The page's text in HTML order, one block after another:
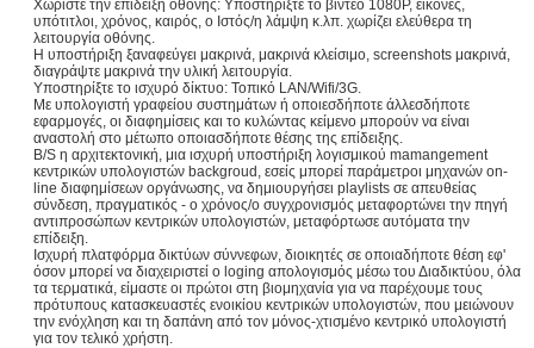
Χωρίστε την επίδειξη οθόνης: Υποστηρίξτε το βίντεο 1080P, εικόνες,
υπότιτλοι, χρόνος, καιρός, ο Ιστός/η λάμψη κ.λπ. χωρίζει ελεύθερα τη
λειτουργία οθόνης.
Η υποστήριξη ξαναφεύγει μακρινά, μακρινά κλείσιμο, screenshots μακρινά,
διαγράψτε μακρινά την υλική λειτουργία.
Υποστηρίξτε το ισχυρό δίκτυο: Τοπικό LAN/Wifi/3G.
Με υπολογιστή γραφείου συστημάτων ή οποιεσδήποτε άλλεσδήποτε
εφαρμογές, οι διαφημίσεις και το κυλώντας κείμενο μπορούν να είναι
αναστολή στο μέτωπο οποιασδήποτε θέσης της επίδειξης.
B/S η αρχιτεκτονική, μια ισχυρή υποστήριξη λογισμικού mamangement
κεντρικών υπολογιστών backgroud, εσείς μπορεί παράμετροι μηχανών on-
line διαφημίσεων οργάνωσης, να δημιουργήσει playlists σε απευθείας
σύνδεση, πραγματικός - ο χρόνος/ο συγχρονισμός μεταφορτώνει την πηγή
αντιπροσώπων κεντρικών υπολογιστών, μεταφόρτωσε αυτόματα την
επίδειξη.
Ισχυρή πλατφόρμα δικτύων σύννεφων, διοικητές σε οποιαδήποτε θέση εφ'
όσον μπορεί να διαχειριστεί ο loging απολογισμός μέσω του Διαδικτύου, όλα
τα τερματικά, είμαστε οι πρώτοι στη βιομηχανία για να παρέχουμε τους
πρότυπους κατασκευαστές ενοικίου κεντρικών υπολογιστών, που μειώνουν
την ενόχληση και τη δαπάνη από τον μόνος-χτισμένο κεντρικό υπολογιστή
για τον τελικό χρήστη.